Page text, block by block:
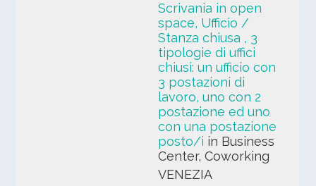
Scrivania in open
space, Ufficio /
Stanza chiusa , 3
tipologie di uffici
chiusi: un ufficio con
3 postazioni di
lavoro, uno con 2
postazione ed uno
con una postazione
posto/i in Business
Center, Coworking
VENEZIA